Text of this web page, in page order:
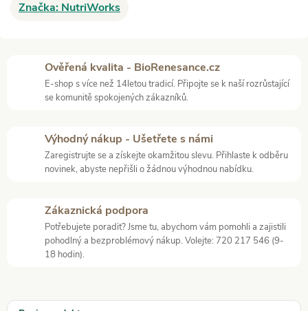
Značka: NutriWorks
Ověřená kvalita - BioRenesance.cz
E-shop s více než 14letou tradicí. Připojte se k naší rozrůstající
se komunitě spokojených zákazníků.
Výhodný nákup - Ušetřete s námi
Zaregistrujte se a získejte okamžitou slevu. Přihlaste k odběru
novinek, abyste nepřišli o žádnou výhodnou nabídku.
Zákaznická podpora
Potřebujete poradit? Jsme tu, abychom vám pomohli a zajistili
pohodlný a bezproblémový nákup. Volejte: 720 217 546 (9-
18 hodin).